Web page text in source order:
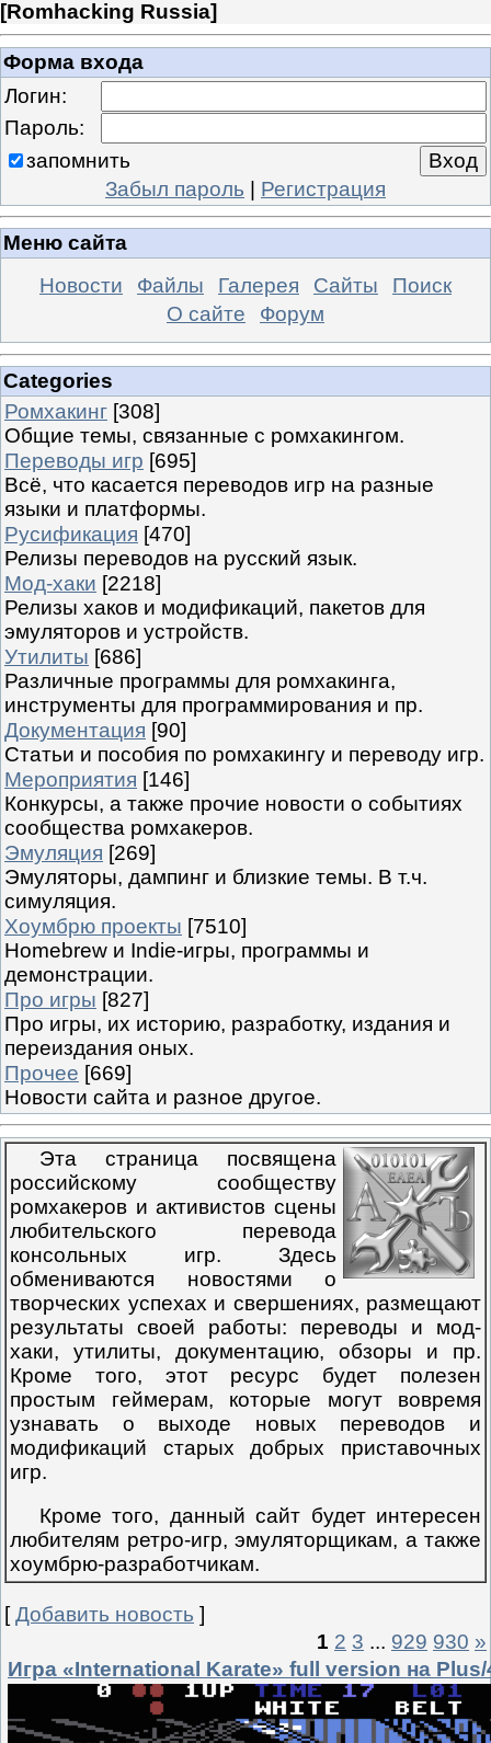
[Romhacking Russia]
Форма входа
Логин:
Пароль:
запомнить
Забыл пароль | Регистрация
Меню сайта
Новости
Файлы Галерея Сайты
Поиск
О сайте
Форум
Categories
Ромхакинг [308]
Общие темы, связанные с ромхакингом.
Переводы игр [695]
Всё, что касается переводов игр на разные
языки и платформы.
Русификация [470]
Релизы переводов на русский язык.
Мод-хаки [2218]
Релизы хаков и модификаций, пакетов для
эмуляторов и устройств.
Утилиты [686]
Различные программы для ромхакинга,
инструменты для программирования и пр.
Документация [90]
Статьи и пособия по ромхакингу и переводу игр.
Мероприятия [146]
Конкурсы, а также прочие новости о событиях
сообщества ромхакеров.
Эмуляция [269]
Эмуляторы, дампинг и близкие темы. В т.ч.
симуляция.
Хоумбрю проекты [7510]
Homebrew и Indie-игры, программы и
демонстрации.
Про игры [827]
Про игры, их историю, разработку, издания и
переиздания оных.
Прочее [669]
Новости сайта и разное другое.
Эта страница посвящена
российскому сообществу
ромхакеров и активистов сцены
любительского перевода
консольных игр. Здесь
обмениваются новостями о
творческих успехах и свершениях, размещают
результаты своей работы: переводы и мод-
хаки, утилиты, документацию, обзоры и пр.
Кроме того, этот ресурс будет полезен
простым геймерам, которые могут вовремя
узнавать о выходе новых переводов и
модификаций старых добрых приставочных
игр.
Кроме того, данный сайт будет интересен
любителям ретро-игр, эмуляторщикам, а также
хоумбрю-разработчикам.
[Добавить новость ]
1 2 3 ... 929 930 »
Игра «International Karate» full version на Plus/